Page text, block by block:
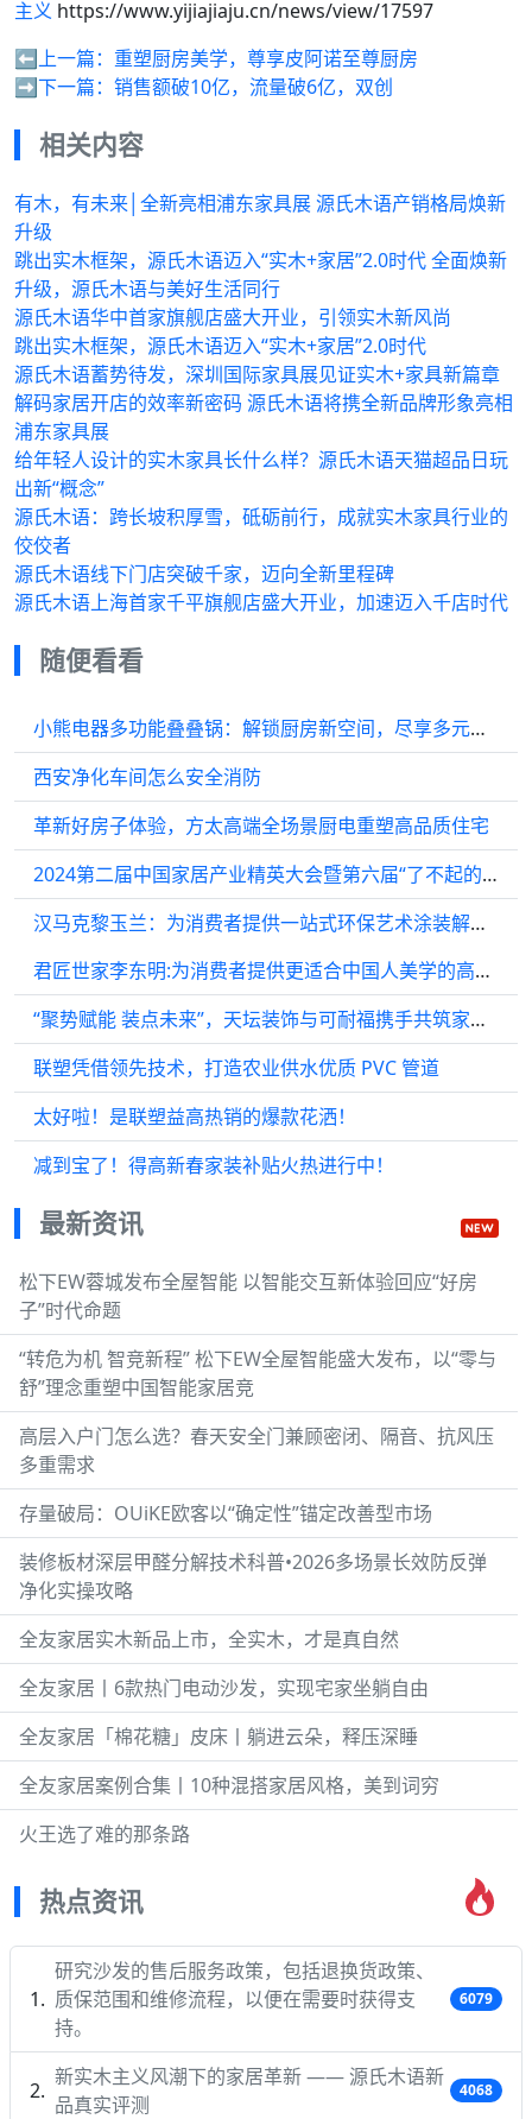
主义 https://www.yijiajiaju.cn/news/view/17597
⬅️上一篇： 重塑厨房美学，尊享皮阿诺至尊厨房
➡️下一篇： 销售额破10亿，流量破6亿，双创
相关内容
有木，有未来│全新亮相浦东家具展 源氏木语产销格局焕新
升级
跳出实木框架，源氏木语迈入“实木+家居”2.0时代 全面焕新
升级，源氏木语与美好生活同行
源氏木语华中首家旗舰店盛大开业，引领实木新风尚
跳出实木框架，源氏木语迈入“实木+家居”2.0时代
源氏木语蓄势待发，深圳国际家具展见证实木+家具新篇章
解码家居开店的效率新密码 源氏木语将携全新品牌形象亮相
浦东家具展
给年轻人设计的实木家具长什么样？源氏木语天猫超品日玩
出新“概念”
源氏木语：跨长坡积厚雪，砥砺前行，成就实木家具行业的
佼佼者
源氏木语线下门店突破千家，迈向全新里程碑
源氏木语上海首家千平旗舰店盛大开业，加速迈入千店时代
随便看看
小熊电器多功能叠叠锅：解锁厨房新空间，尽享多元美食
西安净化车间怎么安全消防
革新好房子体验，方太高端全场景厨电重塑高品质住宅
2024第二届中国家居产业精英大会暨第六届“了不起的工长”颁奖盛典圆满落幕：汇聚行业力量，共筑家居新篇
汉马克黎玉兰：为消费者提供一站式环保艺术涂装解决方案
君匠世家李东明:为消费者提供更适合中国人美学的高品质艺术涂料
“聚势赋能 装点未来”，天坛装饰与可耐福携手共筑家装新纪元
联塑凭借领先技术，打造农业供水优质 PVC 管道
太好啦！是联塑益高热销的爆款花洒！
减到宝了！得高新春家装补贴火热进行中！
最新资讯
松下EW蓉城发布全屋智能 以智能交互新体验回应“好房
子”时代命题
“转危为机 智竞新程” 松下EW全屋智能盛大发布，以“零与
舒”理念重塑中国智能家居竞
高层入户门怎么选？春天安全门兼顾密闭、隔音、抗风压
多重需求
存量破局：OUiKE欧客以“确定性”锚定改善型市场
装修板材深层甲醛分解技术科普•2026多场景长效防反弹
净化实操攻略
全友家居实木新品上市，全实木，才是真自然
全友家居丨6款热门电动沙发，实现宅家坐躺自由
全友家居「棉花糖」皮床丨躺进云朵，释压深睡
全友家居案例合集丨10种混搭家居风格，美到词穷
火王选了难的那条路
热点资讯
研究沙发的售后服务政策，包括退换货政策、
质保范围和维修流程，以便在需要时获得支
持。
6079
新实木主义风潮下的家居革新 —— 源氏木语新
品真实评测
4068